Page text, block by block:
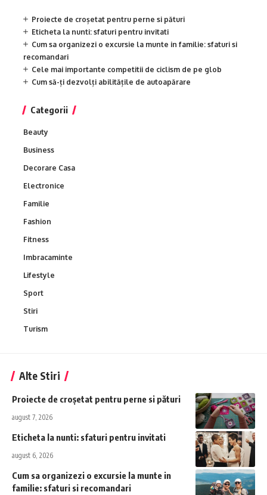
Proiecte de croșetat pentru perne si pături
Eticheta la nunti: sfaturi pentru invitati
Cum sa organizezi o excursie la munte in familie: sfaturi si
recomandari
Cele mai importante competitii de ciclism de pe glob
Cum să-ți dezvolți abilitățile de autoapărare
Categorii
Beauty
Business
Decorare Casa
Electronice
Familie
Fashion
Fitness
Imbracaminte
Lifestyle
Sport
Stiri
Turism
Alte Stiri
Proiecte de croșetat pentru perne si pături
august 7, 2026
Eticheta la nunti: sfaturi pentru invitati
august 6, 2026
Cum sa organizezi o excursie la munte in
familie: sfaturi si recomandari